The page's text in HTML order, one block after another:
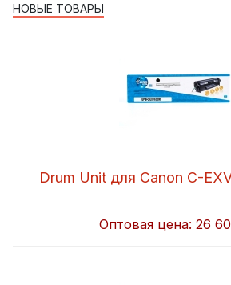
НОВЫЕ ТОВАРЫ
Drum Unit для Canon C-
Оптовая цена: 26